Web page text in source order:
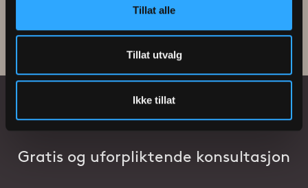
Tillat alle
Tillat utvalg
Ikke tillat
Gratis og uforpliktende konsultasjon